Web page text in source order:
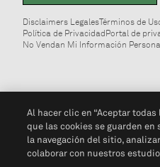
Disclaimers LegalesTérminos de
Política de PrivacidadPortal de
No Vendan Mi Información
Al hacer clic en “Aceptar todas
que las cookies se guarden
la navegación del sitio,
colaborar con nuestros